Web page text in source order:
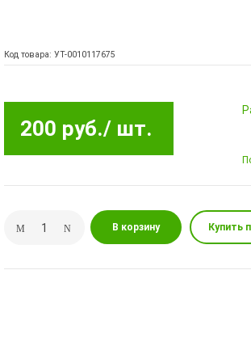
Код товара: УТ-0010117675
200 руб./ шт.
В корзину Купить